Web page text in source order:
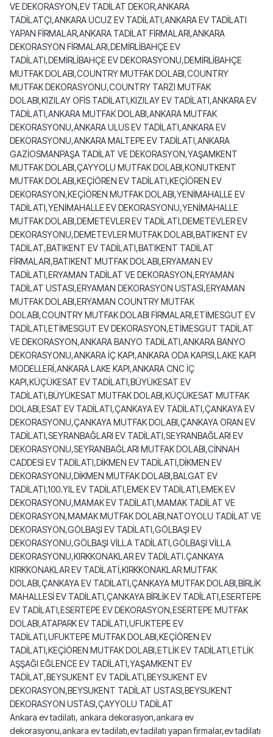
VE DEKORASYON,EV TADİLAT DEKOR,ANKARA
TADİLATÇI,ANKARA UCUZ EV TADİLATI,ANKARA EV TADİLATI
YAPAN FİRMALAR,ANKARA TADİLAT FİRMALARI,ANKARA
DEKORASYON FİRMALARI,DEMİRLİBAHÇE EV
TADİLATI,DEMİRLİBAHÇE EV DEKORASYONU,DEMİRLİBAHÇE
MUTFAK DOLABI,COUNTRY MUTFAK DOLABI,COUNTRY
MUTFAK DEKORASYONU,COUNTRY TARZI MUTFAK
DOLABI,KIZILAY OFİS TADİLATI,KIZILAY EV TADİLATI,ANKARA EV
TADİLATI,ANKARA MUTFAK DOLABI,ANKARA MUTFAK
DEKORASYONU,ANKARA ULUS EV TADİLATI,ANKARA EV
DEKORASYONU,ANKARA MALTEPE EV TADİLATI,ANKARA
GAZİOSMANPAŞA TADİLAT VE DEKORASYON,YAŞAMKENT
MUTFAK DOLABI,ÇAYYOLU MUTFAK DOLABI,KONUTKENT
MUTFAK DOLABI,KEÇİÖREN EV TADİLATI,KEÇİÖREN EV
DEKORASYON,KEÇİÖREN MUTFAK DOLABI,YENİMAHALLE EV
TADİLATI,YENİMAHALLE EV DEKORASYONU,YENİMAHALLE
MUTFAK DOLABI,DEMETEVLER EV TADİLATI,DEMETEVLER EV
DEKORASYONU,DEMETEVLER MUTFAK DOLABI,BATIKENT EV
TADİLAT,BATIKENT EV TADİLATI,BATIKENT TADİLAT
FİRMALARI,BATIKENT MUTFAK DOLABI,ERYAMAN EV
TADİLATI,ERYAMAN TADİLAT VE DEKORASYON,ERYAMAN
TADİLAT USTASI,ERYAMAN DEKORASYON USTASI,ERYAMAN
MUTFAK DOLABI,ERYAMAN COUNTRY MUTFAK
DOLABI,COUNTRY MUTFAK DOLABI FİRMALARI,ETİMESGUT EV
TADİLATI,ETİMESGUT EV DEKORASYON,ETİMESGUT TADİLAT
VE DEKORASYON,ANKARA BANYO TADİLATI,ANKARA BANYO
DEKORASYONU,ANKARA İÇ KAPI,ANKARA ODA KAPISI,LAKE KAPI
MODELLERİ,ANKARA LAKE KAPI,ANKARA CNC İÇ
KAPI,KÜÇÜKESAT EV TADİLATI,BÜYÜKESAT EV
TADİLATI,BÜYÜKESAT MUTFAK DOLABI,KÜÇÜKESAT MUTFAK
DOLABI,ESAT EV TADİLATI,ÇANKAYA EV TADİLATI,ÇANKAYA EV
DEKORASYONU,ÇANKAYA MUTFAK DOLABI,ÇANKAYA ORAN EV
TADİLATI,SEYRANBAĞLARI EV TADİLATI,SEYRANBAĞLARI EV
DEKORASYONU,SEYRANBAĞLARI MUTFAK DOLABI,CİNNAH
CADDESİ EV TADİLATI,DİKMEN EV TADİLATI,DİKMEN EV
DEKORASYONU,DİKMEN MUTFAK DOLABI,BALGAT EV
TADİLATI,100.YIL EV TADİLATI,EMEK EV TADİLATI,EMEK EV
DEKORASYONU,MAMAK EV TADİLATI,MAMAK TADİLAT VE
DEKORASYON,MAMAK MUTFAK DOLABI,NATOYOLU TADİLAT VE
DEKORASYON,GÖLBAŞI EV TADİLATI,GÖLBAŞI EV
DEKORASYONU,GÖLBAŞI VİLLA TADİLATI,GÖLBAŞI VİLLA
DEKORASYONU,KIRKKONAKLAR EV TADİLATI.ÇANKAYA
KIRKKONAKLAR EV TADİLATİ,KIRKKONAKLAR MUTFAK
DOLABI,ÇANKAYA EV TADİLATI,ÇANKAYA MUTFAK DOLABI,BİRLİK
MAHALLESİ EV TADİLATI,ÇANKAYA BİRLİK EV TADİLATI,ESERTEPE
EV TADİLATI,ESERTEPE EV DEKORASYON,ESERTEPE MUTFAK
DOLABI,ATAPARK EV TADİLATI,UFUKTEPE EV
TADİLATI,UFUKTEPE MUTFAK DOLABI,KEÇİÖREN EV
TADİLATI,KEÇİÖREN MUTFAK DOLABI,ETLİK EV TADİLATI,ETLİK
AŞŞAĞI EĞLENCE EV TADİLATI,YAŞAMKENT EV
TADİLAT,BEYSUKENT EV TADİLATI,BEYSUKENT EV
DEKORASYON,BEYSUKENT TADİLAT USTASI,BEYSUKENT
DEKORASYON USTASI,ÇAYYOLU TADİLAT
Ankara ev tadilatı, ankara dekorasyon,ankara ev
dekorasyonu,ankara ev tadilatı,ev tadilatı yapan firmalar,ev tadilatı